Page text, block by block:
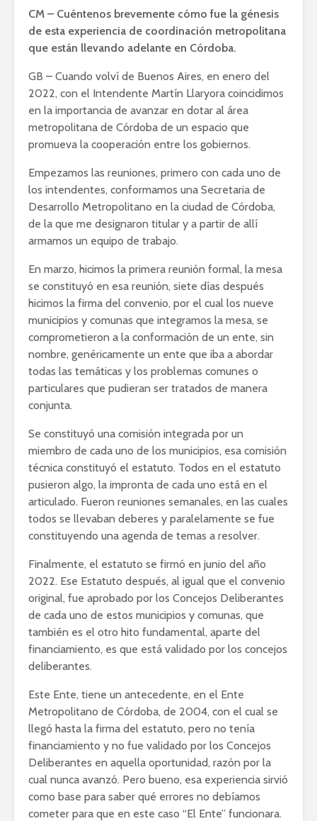
CM – Cuéntenos brevemente cómo fue la génesis
de esta experiencia de coordinación metropolitana
que están llevando adelante en Córdoba.
GB – Cuando volví de Buenos Aires, en enero del
2022, con el Intendente Martín Llaryora coincidimos
en la importancia de avanzar en dotar al área
metropolitana de Córdoba de un espacio que
promueva la cooperación entre los gobiernos.
Empezamos las reuniones, primero con cada uno de
los intendentes, conformamos una Secretaria de
Desarrollo Metropolitano en la ciudad de Córdoba,
de la que me designaron titular y a partir de allí
armamos un equipo de trabajo.
En marzo, hicimos la primera reunión formal, la mesa
se constituyó en esa reunión, siete días después
hicimos la firma del convenio, por el cual los nueve
municipios y comunas que integramos la mesa, se
comprometieron a la conformación de un ente, sin
nombre, genéricamente un ente que iba a abordar
todas las temáticas y los problemas comunes o
particulares que pudieran ser tratados de manera
conjunta.
Se constituyó una comisión integrada por un
miembro de cada uno de los municipios, esa comisión
técnica constituyó el estatuto. Todos en el estatuto
pusieron algo, la impronta de cada uno está en el
articulado. Fueron reuniones semanales, en las cuales
todos se llevaban deberes y paralelamente se fue
constituyendo una agenda de temas a resolver.
Finalmente, el estatuto se firmó en junio del año
2022. Ese Estatuto después, al igual que el convenio
original, fue aprobado por los Concejos Deliberantes
de cada uno de estos municipios y comunas, que
también es el otro hito fundamental, aparte del
financiamiento, es que está validado por los concejos
deliberantes.
Este Ente, tiene un antecedente, en el Ente
Metropolitano de Córdoba, de 2004, con el cual se
llegó hasta la firma del estatuto, pero no tenía
financiamiento y no fue validado por los Concejos
Deliberantes en aquella oportunidad, razón por la
cual nunca avanzó. Pero bueno, esa experiencia sirvió
como base para saber qué errores no debíamos
cometer para que en este caso “El Ente” funcionara.